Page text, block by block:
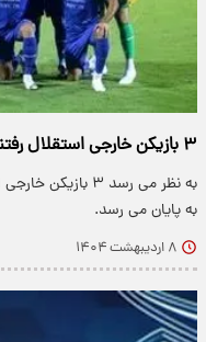
۳ بازیکن خارجی استقلال رفتنی شدند
به نظر می رسد ۳
به پایان می رسد.
۸ اردیبهشت ۱۴۰۴